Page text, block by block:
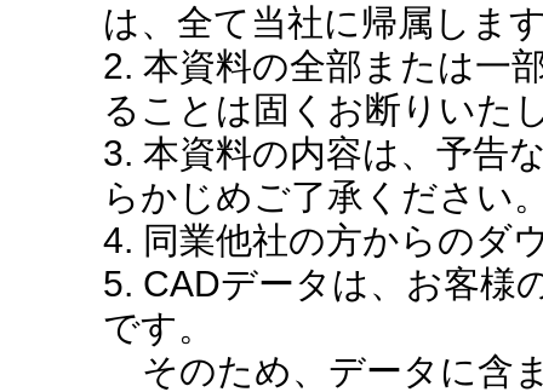
は、全て当社に帰属しま
2. 本資料の全部または一
ることは固くお断りいた
3. 本資料の内容は、予告
らかじめご了承ください
4. 同業他社の方からのダ
5. CADデータは、お客様
です。
そのため、データに含